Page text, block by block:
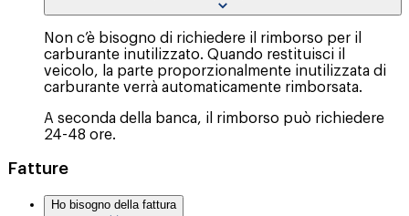
Non c’è bisogno di richiedere il rimborso per il
carburante inutilizzato. Quando restituisci il
veicolo, la parte proporzionalmente inutilizzata di
carburante verrà automaticamente rimborsata.
A seconda della banca, il rimborso può richiedere
24-48 ore.
Fatture
Ho bisogno della fattura